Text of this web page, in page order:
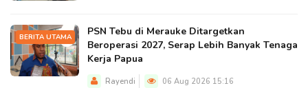
BERITA UTAMA
PSN Tebu di Merauke Ditargetkan
Beroperasi 2027, Serap Lebih Banyak Tenaga
Kerja Papua
Rayendi 06 Aug 2026 15:16